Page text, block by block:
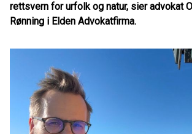
rettsvern for urfolk og natur, sier advokat
Rønning i Elden Advokatfirma.